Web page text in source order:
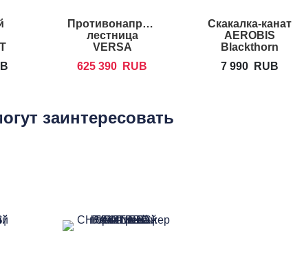
Противонаправленная
лестница
VERSA
108 HP
625 390 RUB
Скакалка-канат
AEROBIS
Blackthorn
Rope
7 990 RUB
заинтересовать